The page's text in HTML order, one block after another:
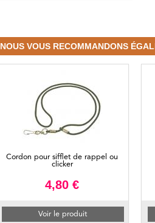
NOUS VOUS RECOMMANDONS
Cordon pour sifflet de rappel ou
clicker
4,80 €
Voir le produit